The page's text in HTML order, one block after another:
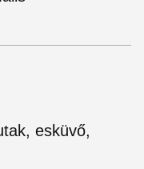
esküvő,